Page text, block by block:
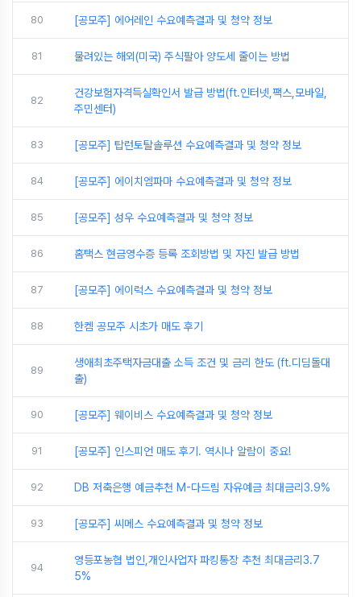
80 [공모주] 에어레인 수요예측결과 및 청약 정보
81 물려있는 해외(미국) 주식팔아 양도세 줄이는 방법
82
건강보험자격득실확인서 발급 방법(ft.인터넷,팩스,모바일,
주민센터)
83 [공모주] 탑런토탈솔루션 수요예측결과 및 청약 정보
84 [공모주] 에이치엠파마 수요예측결과 및 청약 정보
85 [공모주] 성우 수요예측결과 및 청약 정보
86 홈택스 현금영수증 등록 조회방법 및 자진 발급 방법
87 [공모주] 에이럭스 수요예측결과 및 청약 정보
88 한켐 공모주 시초가 매도 후기
89
생애최초주택자금대출 소득 조건 및 금리 한도 (ft.디딤돌대
출)
90 [공모주] 웨이비스 수요예측결과 및 청약 정보
91 [공모주] 인스피언 매도 후기. 역시나 알람이 중요!
92 DB 저축은행 예금추천 M-다드림 자유예금 최대금리3.9%
93 [공모주] 씨메스 수요예측결과 및 청약 정보
94
영등포농협 법인,개인사업자 파킹통장 추천 최대금리3.7
5%